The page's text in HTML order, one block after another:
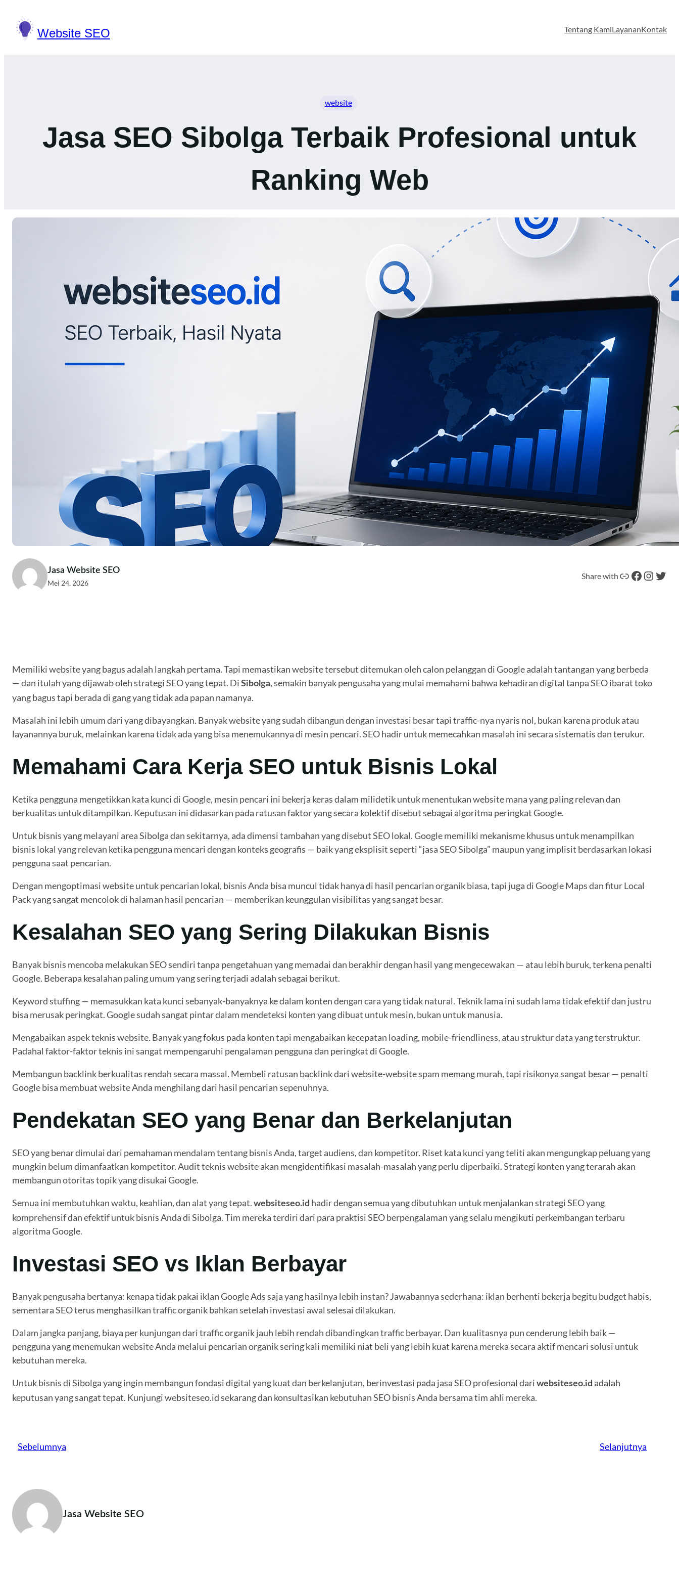
konten
Website SEO Tentang KamiLayananKontak
website
Jasa SEO Sibolga Terbaik Profesional untuk
Ranking Web
Jasa Website SEO
Mei 24, 2026
Share with Tautan Facebook Instagram Twitter
Memiliki website yang bagus adalah langkah pertama. Tapi memastikan website tersebut ditemukan oleh calon pelanggan di Google adalah tantangan yang berbeda
— dan itulah yang dijawab oleh strategi SEO yang tepat. Di Sibolga, semakin banyak pengusaha yang mulai memahami bahwa kehadiran digital tanpa SEO ibarat toko
yang bagus tapi berada di gang yang tidak ada papan namanya.
Masalah ini lebih umum dari yang dibayangkan. Banyak website yang sudah dibangun dengan investasi besar tapi traffic-nya nyaris nol, bukan karena produk atau
layanannya buruk, melainkan karena tidak ada yang bisa menemukannya di mesin pencari. SEO hadir untuk memecahkan masalah ini secara sistematis dan terukur.
Memahami Cara Kerja SEO untuk Bisnis Lokal
Ketika pengguna mengetikkan kata kunci di Google, mesin pencari ini bekerja keras dalam milidetik untuk menentukan website mana yang paling relevan dan
berkualitas untuk ditampilkan. Keputusan ini didasarkan pada ratusan faktor yang secara kolektif disebut sebagai algoritma peringkat Google.
Untuk bisnis yang melayani area Sibolga dan sekitarnya, ada dimensi tambahan yang disebut SEO lokal. Google memiliki mekanisme khusus untuk menampilkan
bisnis lokal yang relevan ketika pengguna mencari dengan konteks geografis — baik yang eksplisit seperti “jasa SEO Sibolga” maupun yang implisit berdasarkan lokasi
pengguna saat pencarian.
Dengan mengoptimasi website untuk pencarian lokal, bisnis Anda bisa muncul tidak hanya di hasil pencarian organik biasa, tapi juga di Google Maps dan fitur Local
Pack yang sangat mencolok di halaman hasil pencarian — memberikan keunggulan visibilitas yang sangat besar.
Kesalahan SEO yang Sering Dilakukan Bisnis
Banyak bisnis mencoba melakukan SEO sendiri tanpa pengetahuan yang memadai dan berakhir dengan hasil yang mengecewakan — atau lebih buruk, terkena penalti
Google. Beberapa kesalahan paling umum yang sering terjadi adalah sebagai berikut.
Keyword stuffing — memasukkan kata kunci sebanyak-banyaknya ke dalam konten dengan cara yang tidak natural. Teknik lama ini sudah lama tidak efektif dan justru
bisa merusak peringkat. Google sudah sangat pintar dalam mendeteksi konten yang dibuat untuk mesin, bukan untuk manusia.
Mengabaikan aspek teknis website. Banyak yang fokus pada konten tapi mengabaikan kecepatan loading, mobile-friendliness, atau struktur data yang terstruktur.
Padahal faktor-faktor teknis ini sangat mempengaruhi pengalaman pengguna dan peringkat di Google.
Membangun backlink berkualitas rendah secara massal. Membeli ratusan backlink dari website-website spam memang murah, tapi risikonya sangat besar — penalti
Google bisa membuat website Anda menghilang dari hasil pencarian sepenuhnya.
Pendekatan SEO yang Benar dan Berkelanjutan
SEO yang benar dimulai dari pemahaman mendalam tentang bisnis Anda, target audiens, dan kompetitor. Riset kata kunci yang teliti akan mengungkap peluang yang
mungkin belum dimanfaatkan kompetitor. Audit teknis website akan mengidentifikasi masalah-masalah yang perlu diperbaiki. Strategi konten yang terarah akan
membangun otoritas topik yang disukai Google.
Semua ini membutuhkan waktu, keahlian, dan alat yang tepat. websiteseo.id hadir dengan semua yang dibutuhkan untuk menjalankan strategi SEO yang
komprehensif dan efektif untuk bisnis Anda di Sibolga. Tim mereka terdiri dari para praktisi SEO berpengalaman yang selalu mengikuti perkembangan terbaru
algoritma Google.
Investasi SEO vs Iklan Berbayar
Banyak pengusaha bertanya: kenapa tidak pakai iklan Google Ads saja yang hasilnya lebih instan? Jawabannya sederhana: iklan berhenti bekerja begitu budget habis,
sementara SEO terus menghasilkan traffic organik bahkan setelah investasi awal selesai dilakukan.
Dalam jangka panjang, biaya per kunjungan dari traffic organik jauh lebih rendah dibandingkan traffic berbayar. Dan kualitasnya pun cenderung lebih baik —
pengguna yang menemukan website Anda melalui pencarian organik sering kali memiliki niat beli yang lebih kuat karena mereka secara aktif mencari solusi untuk
kebutuhan mereka.
Untuk bisnis di Sibolga yang ingin membangun fondasi digital yang kuat dan berkelanjutan, berinvestasi pada jasa SEO profesional dari websiteseo.id adalah
keputusan yang sangat tepat. Kunjungi websiteseo.id sekarang dan konsultasikan kebutuhan SEO bisnis Anda bersama tim ahli mereka.
Sebelumnya Selanjutnya
Jasa Website SEO